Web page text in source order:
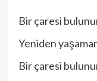
Bir çaresi
Yeniden
Bir çaresi